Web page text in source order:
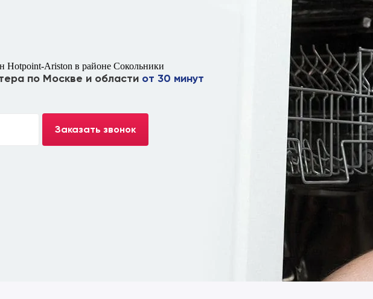
Hotpoint-Ariston в районе Сокольники
по Москве и области от 30 минут
Заказать звонок